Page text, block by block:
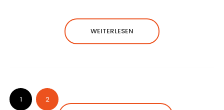
WEITERLESEN
1
2